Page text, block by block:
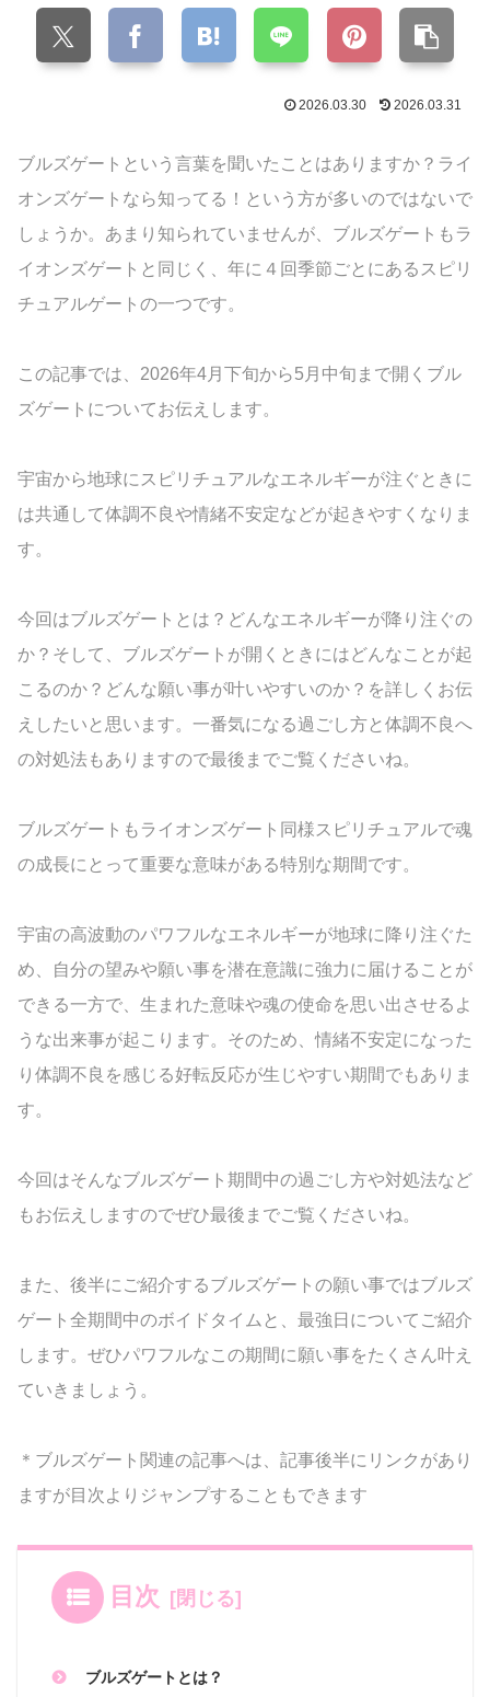
2026.03.30 2026.03.31
ブルズゲートという言葉を聞いたことはありますか？ライ
オンズゲートなら知ってる！という方が多いのではないで
しょうか。あまり知られていませんが、ブルズゲートもラ
イオンズゲートと同じく、年に４回季節ごとにあるスピリ
チュアルゲートの一つです。
この記事では、2026年4月下旬から5月中旬まで開くブル
ズゲートについてお伝えします。
宇宙から地球にスピリチュアルなエネルギーが注ぐときに
は共通して体調不良や情緒不安定などが起きやすくなりま
す。
今回はブルズゲートとは？どんなエネルギーが降り注ぐの
か？そして、ブルズゲートが開くときにはどんなことが起
こるのか？どんな願い事が叶いやすいのか？を詳しくお伝
えしたいと思います。一番気になる過ごし方と体調不良へ
の対処法もありますので最後までご覧くださいね。
ブルズゲートもライオンズゲート同様スピリチュアルで魂
の成長にとって重要な意味がある特別な期間です。
宇宙の高波動のパワフルなエネルギーが地球に降り注ぐた
め、自分の望みや願い事を潜在意識に強力に届けることが
できる一方で、生まれた意味や魂の使命を思い出させるよ
うな出来事が起こります。そのため、情緒不安定になった
り体調不良を感じる好転反応が生じやすい期間でもありま
す。
今回はそんなブルズゲート期間中の過ごし方や対処法など
もお伝えしますのでぜひ最後までご覧くださいね。
また、後半にご紹介するブルズゲートの願い事ではブルズ
ゲート全期間中のボイドタイムと、最強日についてご紹介
します。ぜひパワフルなこの期間に願い事をたくさん叶え
ていきましょう。
＊ブルズゲート関連の記事へは、記事後半にリンクがあり
ますが目次よりジャンプすることもできます
目次
ブルズゲートとは？